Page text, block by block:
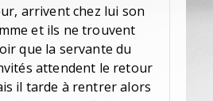
arrivent chez lui son
et ils ne trouvent
que la servante du
attendent le retour
il tarde à rentrer alors